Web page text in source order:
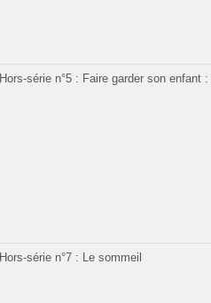
Hors-série n°5 : Faire garder son enfant
Hors-série n°7 : Le sommeil